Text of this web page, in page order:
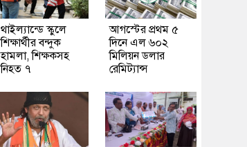
থাইল্যান্ডে স্কুলে
শিক্ষার্থীর বন্দুক
হামলা, শিক্ষকসহ
নিহত ৭
আগস্টের প্রথম ৫
দিনে এল ৬০২
মিলিয়ন ডলার
রেমিট্যান্স